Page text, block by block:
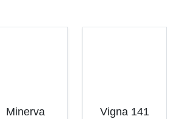
Minerva
Vigna 141